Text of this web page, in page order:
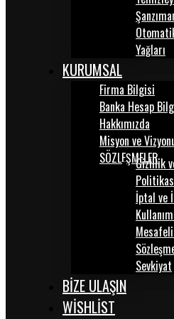
Yağları
KURUMSAL
Firma Bilgisi
Banka Hesap
Hakkımızda
Misyon ve
SÖZLEŞMELER
Gizlilik
İptal ve
Sevkiyat
BİZE ULAŞIN
WISHLIST